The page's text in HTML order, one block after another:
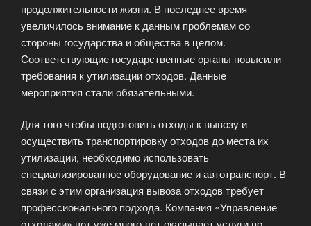
продолжительности жизни. В последнее время
увеличилось внимание к данным проблемам со
стороны государства и общества в целом.
Соответствующие государственные органы повысили
требования к утилизации отходов. Данные
мероприятия стали обязательными.
Для того чтобы подготовить отходы к вывозу и
осуществить транспортировку отходов до места их
утилизации, необходимо использовать
специализированное оборудование и автотранспорт. В
связи с этим организация вывоза отходов требует
профессионального подхода. Компания «Управление